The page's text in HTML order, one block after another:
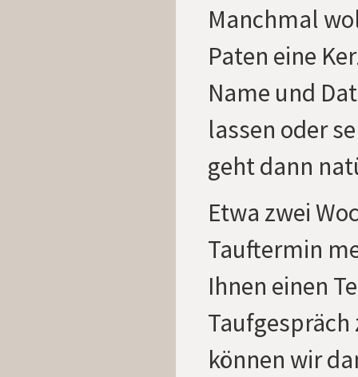
Manchmal
Paten eine
Name und
lassen oder
geht dann
Etwa zwei
Tauftermin
Ihnen einen
Taufgespräch
können wir